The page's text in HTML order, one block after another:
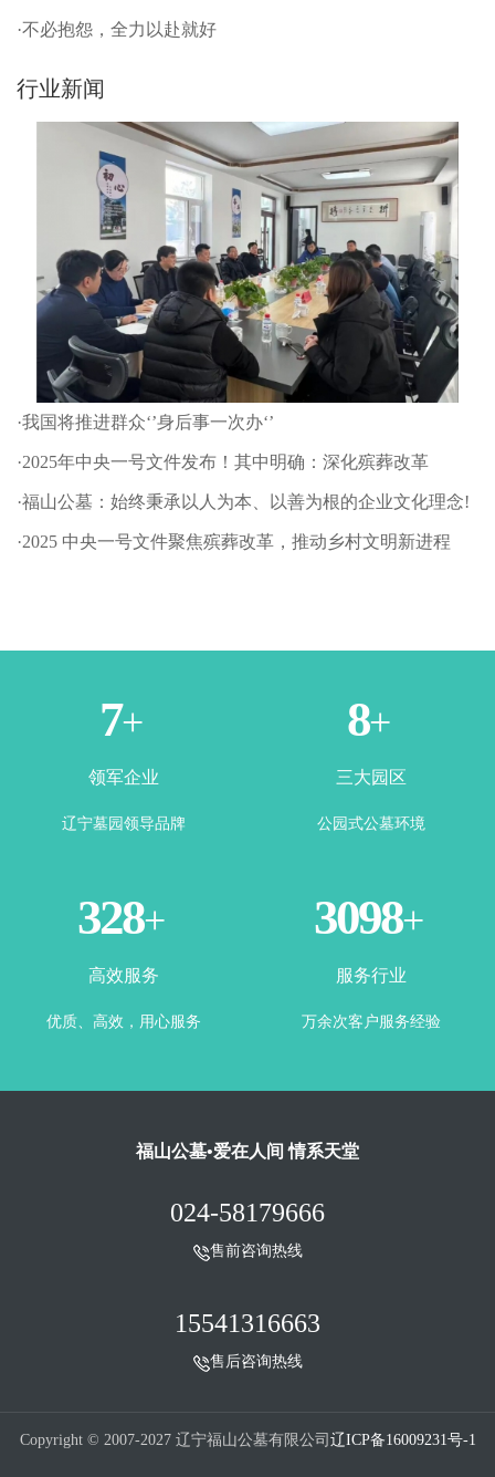
·不必抱怨，全力以赴就好
行业新闻
·我国将推进群众‘’身后事一次办‘’
·2025年中央一号文件发布！其中明确：深化殡葬改革
·福山公墓：始终秉承以人为本、以善为根的企业文化理念!
·2025 中央一号文件聚焦殡葬改革，推动乡村文明新进程
1+
领军企业
辽宁墓园领导品牌
3+
三大园区
公园式公墓环境
365+
高效服务
优质、高效，用心服务
3500+
服务行业
万余次客户服务经验
福山公墓•爱在人间 情系天堂
024-58179666
售前咨询热线
15541316663
售后咨询热线
Copyright © 2007-2027 辽宁福山公墓有限公司 辽ICP备16009231号-1